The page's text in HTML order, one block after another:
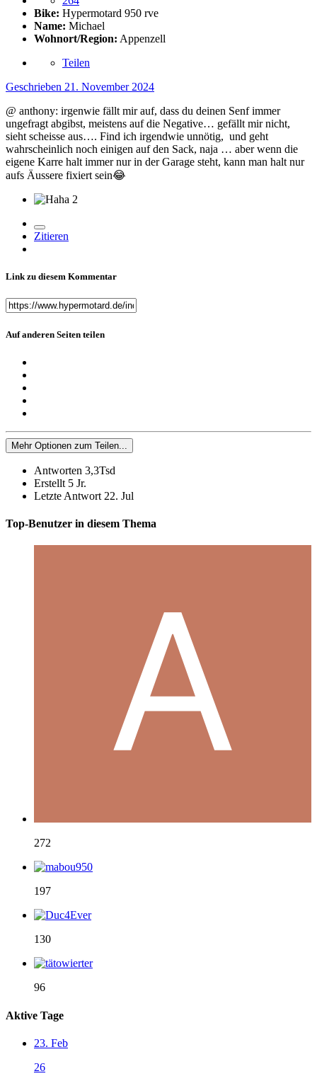
Bike: Hypermotard 950 rve
Name: Michael
Wohnort/Region: Appenzell
Teilen
Geschrieben 21. November 2024
@ anthony: irgenwie fällt mir auf, dass du deinen Senf immer
ungefragt abgibst, meistens auf die Negative… gefällt mir nicht,
sieht scheisse aus…. Find ich irgendwie unnötig, und geht
wahrscheinlich noch einigen auf den Sack, naja … aber wenn die
eigene Karre halt immer nur in der Garage steht, kann man halt nur
aufs Äussere fixiert sein😂
2
Zitieren
Link zu diesem Kommentar
Auf anderen Seiten teilen
Mehr Optionen zum Teilen...
Antworten 3,3Tsd
Erstellt 5 Jr.
Letzte Antwort 22. Jul
Top-Benutzer in diesem Thema
272
197
130
96
Aktive Tage
23. Feb
26